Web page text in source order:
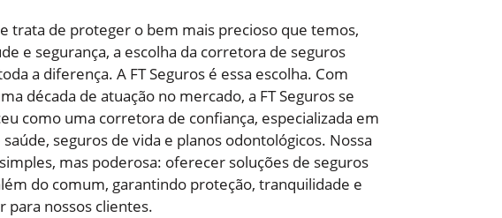
trata de proteger o bem mais precioso que temos,
e segurança, a escolha da corretora de seguros
a diferença. A FT Seguros é essa escolha. Com
década de atuação no mercado, a FT Seguros se
como uma corretora de confiança, especializada em
saúde, seguros de vida e planos odontológicos. Nossa
mas poderosa: oferecer soluções de seguros
do comum, garantindo proteção, tranquilidade e
para nossos clientes.